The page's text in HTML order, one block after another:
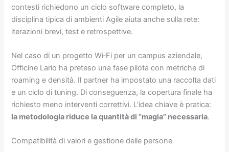
contesti richiedono un ciclo software completo, la
disciplina tipica di ambienti Agile aiuta anche sulla rete:
iterazioni brevi, test e retrospettive.
Nel caso di un progetto Wi‑Fi per un campus aziendale,
Officine Lario ha preteso una fase pilota con metriche di
roaming e densità. Il partner ha impostato una raccolta dati
e un ciclo di tuning. Di conseguenza, la copertura finale ha
richiesto meno interventi correttivi. L’idea chiave è pratica:
la metodologia riduce la quantità di “magia” necessaria.
Compatibilità di valori e gestione delle persone